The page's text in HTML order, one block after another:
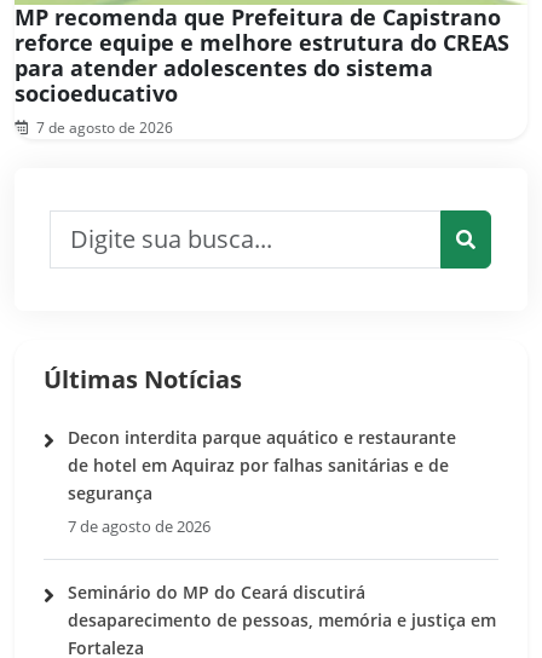
MP recomenda que Prefeitura de Capistrano
reforce equipe e melhore estrutura do CREAS
para atender adolescentes do sistema
socioeducativo
7 de agosto de 2026
Últimas Notícias
Decon interdita parque aquático e restaurante
de hotel em Aquiraz por falhas sanitárias e de
segurança
7 de agosto de 2026
Seminário do MP do Ceará discutirá
desaparecimento de pessoas, memória e justiça em
Fortaleza